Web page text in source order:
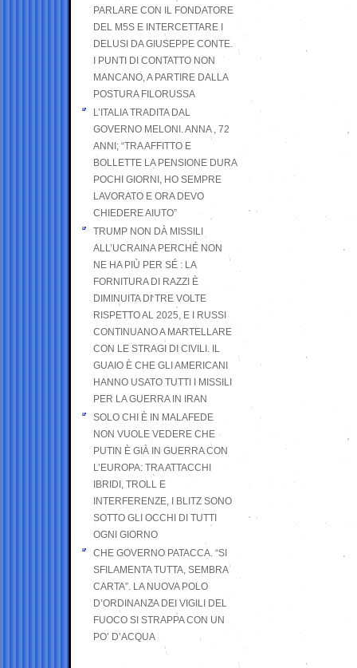
PARLARE CON IL FONDATORE
DEL M5S E INTERCETTARE I
DELUSI DA GIUSEPPE CONTE.
I PUNTI DI CONTATTO NON
MANCANO, A PARTIRE DALLA
POSTURA FILORUSSA
L’ITALIA TRADITA DAL
GOVERNO MELONI. ANNA , 72
ANNI; “TRA AFFITTO E
BOLLETTE LA PENSIONE DURA
POCHI GIORNI, HO SEMPRE
LAVORATO E ORA DEVO
CHIEDERE AIUTO”
TRUMP NON DÀ MISSILI
ALL’UCRAINA PERCHÉ NON
NE HA PIÙ PER SÉ : LA
FORNITURA DI RAZZI È
DIMINUITA DI TRE VOLTE
RISPETTO AL 2025, E I RUSSI
CONTINUANO A MARTELLARE
CON LE STRAGI DI CIVILI. IL
GUAIO È CHE GLI AMERICANI
HANNO USATO TUTTI I MISSILI
PER LA GUERRA IN IRAN
SOLO CHI È IN MALAFEDE
NON VUOLE VEDERE CHE
PUTIN È GIÀ IN GUERRA CON
L’EUROPA: TRA ATTACCHI
IBRIDI, TROLL E
INTERFERENZE, I BLITZ SONO
SOTTO GLI OCCHI DI TUTTI
OGNI GIORNO
CHE GOVERNO PATACCA. “SI
SFILAMENTA TUTTA, SEMBRA
CARTA”. LA NUOVA POLO
D’ORDINANZA DEI VIGILI DEL
FUOCO SI STRAPPA CON UN
PO’ D’ACQUA